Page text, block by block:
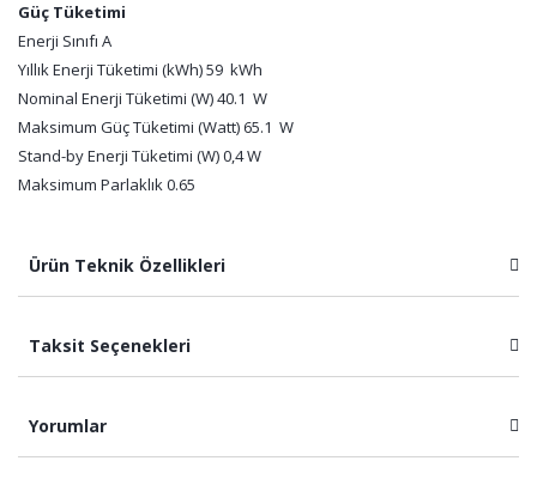
Güç Tüketimi
Enerji Sınıfı A
Yıllık Enerji Tüketimi (kWh) 59 kWh
Nominal Enerji Tüketimi (W) 40.1 W
Maksimum Güç Tüketimi (Watt) 65.1 W
Stand-by Enerji Tüketimi (W) 0,4 W
Maksimum Parlaklık 0.65
Ürün Teknik Özellikleri
Taksit Seçenekleri
Yorumlar